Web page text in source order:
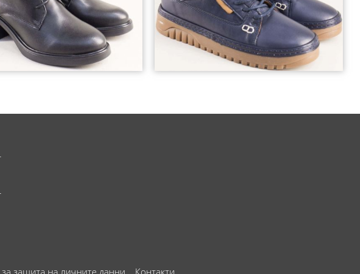
защита на личните данни Контакти